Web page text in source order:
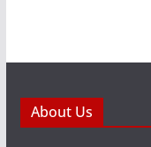
About Us